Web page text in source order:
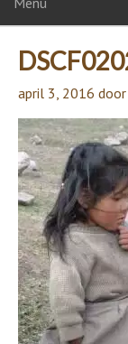
april 3, 2016 door